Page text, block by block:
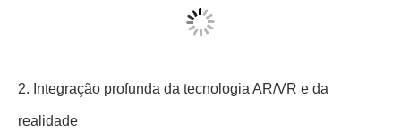
2. Integração profunda da tecnologia AR/VR e da
realidade